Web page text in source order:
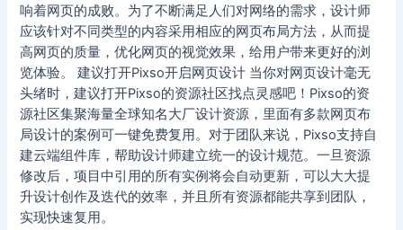
响着网页的成败。为了不断满足人们对网络的需求，设计师
应该针对不同类型的内容采用相应的网页布局方法，从而提
高网页的质量，优化网页的视觉效果，给用户带来更好的浏
览体验。 建议打开Pixso开启网页设计 当你对网页设计毫无
头绪时，建议打开Pixso的资源社区找点灵感吧！Pixso的资
源社区集聚海量全球知名大厂设计资源，里面有多款网页布
局设计的案例可一键免费复用。对于团队来说，Pixso支持自
建云端组件库，帮助设计师建立统一的设计规范。一旦资源
修改后，项目中引用的所有实例将会自动更新，可以大大提
升设计创作及迭代的效率，并且所有资源都能共享到团队，
实现快速复用。